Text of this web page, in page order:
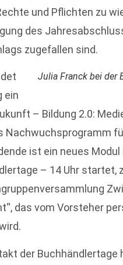
und Pflichten zu
des
zugefallen sind.
Julia Franck bei der
ein
– Bildung 2.0:
Nachwuchsprogramm
ist ein neues Modul
– 14 Uhr startet,
das vom Vorsteher
der Buchhändlertage